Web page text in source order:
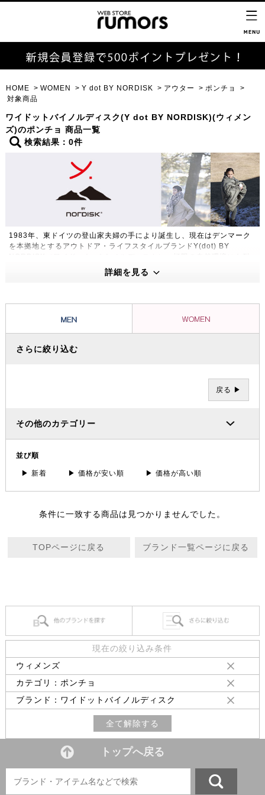
HOME WOMEN Y dot BY NORDISK アウター
ポンチョ
対象商品
ワイドットバイノルディスク(Y dot BY NORDISK)(ウィメン
ズ)のポンチョ 商品一覧
検索結果：0件
1983年、東ドイツの登山家夫婦の手により誕生し、現在はデンマーク
を本拠地とするアウトドア・ライフスタイルブランドY(dot) BY
えうる高い機能性・保温性をもつプロダクトは、アウトドアのプロフェ
ッショナルたちから信頼を集め、数々の過酷な冒険やレースを支えてき
詳細を見る
さらに絞り込む
戻る ▶
その他のカテゴリー
並び順
▶ 新着 ▶ 価格が安い順 ▶ 価格が高い順
条件に一致する商品は見つかりませんでした。
TOPページに戻る ブランド一覧ページに戻る
現在の絞り込み条件
ウィメンズ
カテゴリ：ポンチョ
ブランド：ワイドットバイノルディスク
全て解除する
トップへ戻る